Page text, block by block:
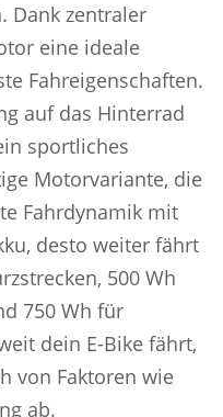
Dank zentraler
eine ideale
Fahreigenschaften.
auf das Hinterrad
sportliches
Motorvariante, die
Fahrdynamik mit
desto weiter fährt
500 Wh
750 Wh für
dein E-Bike fährt,
von Faktoren wie
ab.